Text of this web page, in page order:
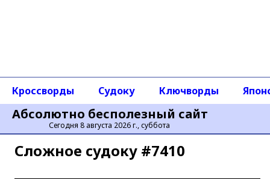
Абсолютно бесполезный сайт
Сегодня 8 августа 2026 г., суббота
Кроссворды Судоку Ключворды
Сложное cудоку #7410